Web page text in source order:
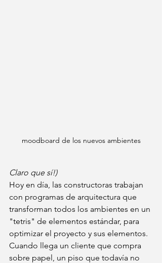
moodboard de los nuevos ambientes
Claro que sí!)
Hoy en día, las constructoras trabajan
con programas de arquitectura que
transforman todos los ambientes en un
"tetris" de elementos estándar, para
optimizar el proyecto y sus elementos.
Cuando llega un cliente que compra
sobre papel, un piso que todavía no